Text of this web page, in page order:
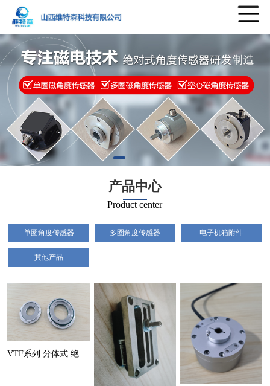
产品中心
Product center
单圈角度传感器 多圈角度传感器 电子机箱附件
其他产品
VTF系列 分体式 绝对式角度